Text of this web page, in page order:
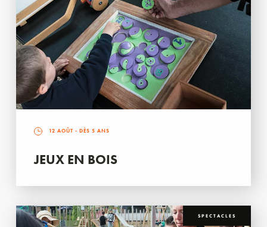
12 AOÛT - DÈS 5 ANS
JEUX EN BOIS
SPECTACLES